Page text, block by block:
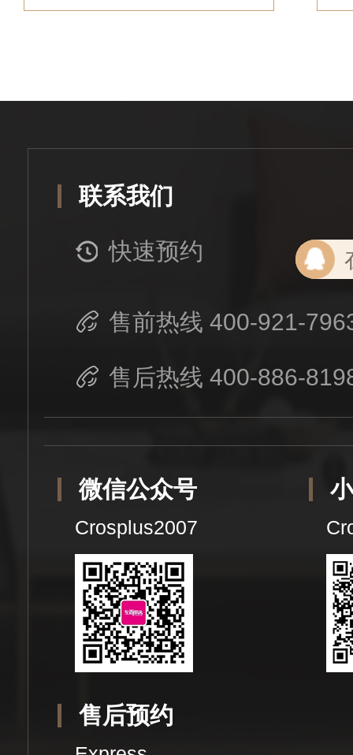
联系我们
快速预约
售前热线 400-921-
售后热线 400-886-
微信公众号
Crosplus2007
售后预约